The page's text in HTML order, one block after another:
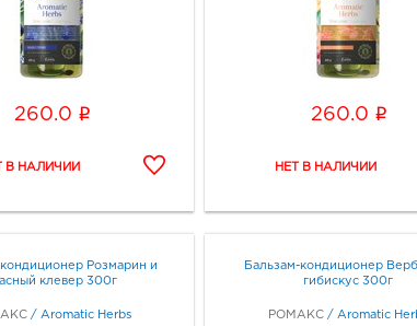
260.0 i 260.0 i
Розмарин и
клевер 300г
/ Aromatic Herbs
Бальзам-кондиционер
гибискус 300г
РОМАКС / Aromatic